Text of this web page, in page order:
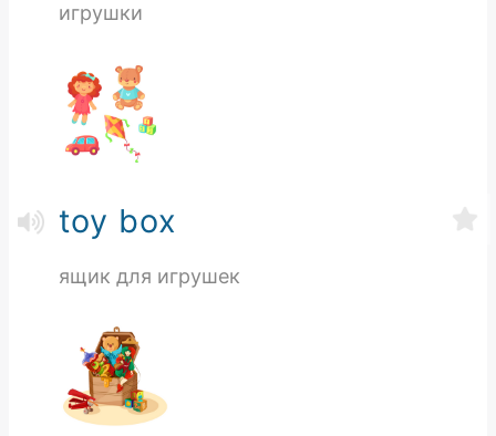
игрушки
toy box
ящик для игрушек